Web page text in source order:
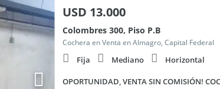
USD 13.000
Colombres 300, Piso P.B
Cochera en Venta en Almagro, Capital Federal
Fija Mediano Horizontal
OPORTUNIDAD, VENTA SIN COMISIÓN!